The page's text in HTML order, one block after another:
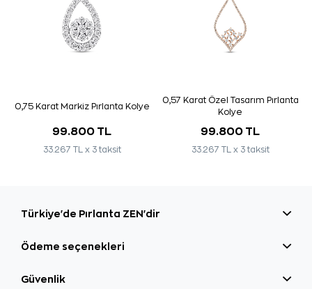
0,75 Karat Markiz Pırlanta Kolye
99.800 TL
33.267 TL x 3 taksit
0,57 Karat Özel Tasarım Pırlanta
Kolye
99.800 TL
33.267 TL x 3 taksit
Türkiye'de Pırlanta ZEN'dir
Ödeme seçenekleri
Güvenlik